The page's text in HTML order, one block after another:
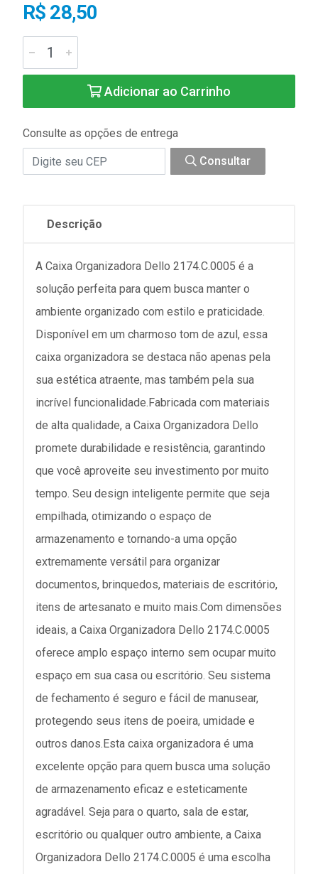
R$ 28,50
Adicionar ao Carrinho
Consulte as opções de entrega
Consultar
Descrição
A Caixa Organizadora Dello 2174.C.0005 é a
solução perfeita para quem busca manter o
ambiente organizado com estilo e praticidade.
Disponível em um charmoso tom de azul, essa
caixa organizadora se destaca não apenas pela
sua estética atraente, mas também pela sua
incrível funcionalidade.Fabricada com materiais
de alta qualidade, a Caixa Organizadora Dello
promete durabilidade e resistência, garantindo
que você aproveite seu investimento por muito
tempo. Seu design inteligente permite que seja
empilhada, otimizando o espaço de
armazenamento e tornando-a uma opção
extremamente versátil para organizar
documentos, brinquedos, materiais de escritório,
itens de artesanato e muito mais.Com dimensões
ideais, a Caixa Organizadora Dello 2174.C.0005
oferece amplo espaço interno sem ocupar muito
espaço em sua casa ou escritório. Seu sistema
de fechamento é seguro e fácil de manusear,
protegendo seus itens de poeira, umidade e
outros danos.Esta caixa organizadora é uma
excelente opção para quem busca uma solução
de armazenamento eficaz e esteticamente
agradável. Seja para o quarto, sala de estar,
escritório ou qualquer outro ambiente, a Caixa
Organizadora Dello 2174.C.0005 é uma escolha